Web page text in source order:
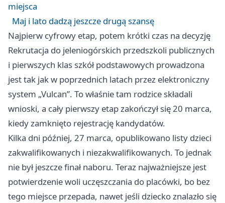
miejsca
Maj i lato dadzą jeszcze drugą szansę
Najpierw cyfrowy etap, potem krótki czas na decyzję
Rekrutacja do jeleniogórskich przedszkoli publicznych
i pierwszych klas szkół podstawowych prowadzona
jest tak jak w poprzednich latach przez elektroniczny
system „Vulcan”. To właśnie tam rodzice składali
wnioski, a cały pierwszy etap zakończył się 20 marca,
kiedy zamknięto rejestrację kandydatów.
Kilka dni później, 27 marca, opublikowano listy dzieci
zakwalifikowanych i niezakwalifikowanych. To jednak
nie był jeszcze finał naboru. Teraz najważniejsze jest
potwierdzenie woli uczęszczania do placówki, bo bez
tego miejsce przepada, nawet jeśli dziecko znalazło się